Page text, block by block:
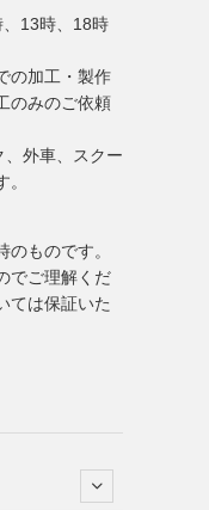
、13時、18時
の加工・製作
のみのご依頼
外車、スクー
ものです。
でご理解くだ
ては保証いた